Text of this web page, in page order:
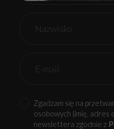
Zgadzam się na
osobowych (imię, adres
newslettera zgodnie z